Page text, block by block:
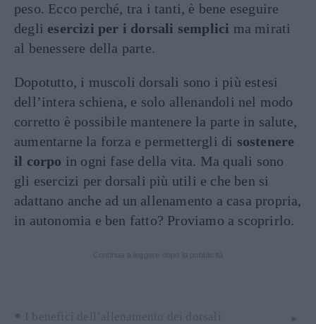
peso. Ecco perché, tra i tanti, è bene eseguire
degli esercizi per i dorsali semplici ma mirati
al benessere della parte.
Dopotutto, i muscoli dorsali sono i più estesi
dell’intera schiena, e solo allenandoli nel modo
corretto è possibile mantenere la parte in salute,
aumentarne la forza e permettergli di sostenere
il corpo in ogni fase della vita. Ma quali sono
gli esercizi per dorsali più utili e che ben si
adattano anche ad un allenamento a casa propria,
in autonomia e ben fatto? Proviamo a scoprirlo.
I benefici dell’allenamento dei dorsali